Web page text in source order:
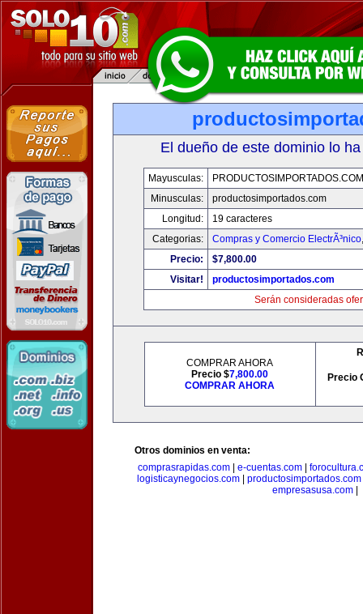
El dueño de este dominio lo
Mayusculas:
PRODUCTOSIMPORTADOS.COM
Minusculas:
productosimportados.com
Longitud:
19 caracteres
Categorias:
Compras y Comercio ElectrÃ³nico
Precio:
$7,800.00
Visitar!
productosimportados.com
Serán consideradas
COMPRAR AHORA
Precio $7,800.00
COMPRAR AHORA
Precio
Otros dominios en venta:
comprasrapidas.com
e-cuentas.com
logisticaynegocios.com
productosimportados.com
empresasusa.com